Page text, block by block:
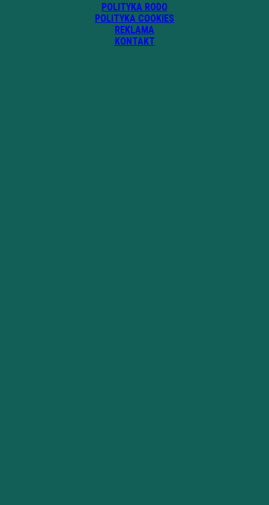
POLITYKA RODO
POLITYKA COOKIES
REKLAMA
KONTAKT